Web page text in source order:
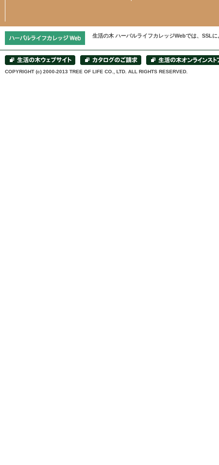
生活の木 ハーバルライフカレッジWebでは、SSL
COPYRIGHT (c) 2000-2013 TREE OF LIFE CO., LTD. ALL RIGHTS RESERVED.